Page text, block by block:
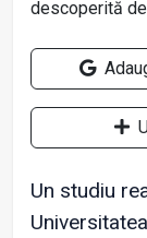
Un studiu